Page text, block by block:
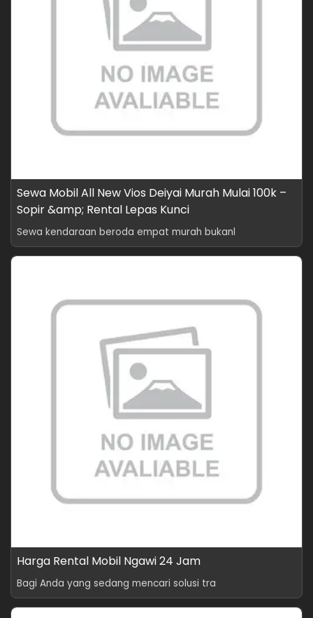
Sewa Mobil All New Vios Deiyai Murah Mulai 100k –
Sopir &amp; Rental Lepas Kunci
Sewa kendaraan beroda empat murah bukanl
Harga Rental Mobil Ngawi 24 Jam
Bagi Anda yang sedang mencari solusi tra